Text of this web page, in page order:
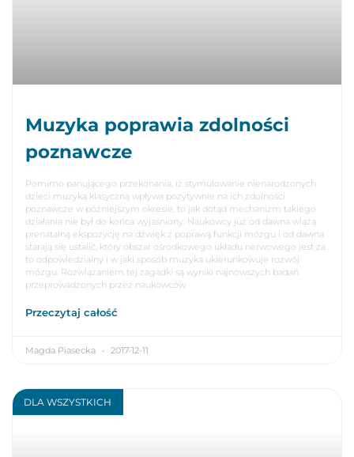
Muzyka poprawia zdolności
poznawcze
Pomimo panującego przekonania, iż stymulowanie nienarodzonych
dzieci muzyką klasyczną wpływa pozytywnie na ich zdolności
poznawcze w późniejszym okresie, to jak dotąd mechanizm takiego
działania nie był do końca wyjaśniony. Naukowcy już od dawna wiążą
prenatalną ekspozycję na dźwięk z poprawą funkcji mózgu i od dawna
starają się ustalić, który obszar ośrodkowego układu nerwowego jest za
to odpowiedzialny i w jaki sposób muzyka ukierunkowuje rozwój
mózgu. Rozwiązaniem tej zagadki są wyniki najnowszych badań
przeprowadzonych przez naukowców
Przeczytaj całość
Magda Piasecka 2017-12-11
DLA WSZYSTKICH